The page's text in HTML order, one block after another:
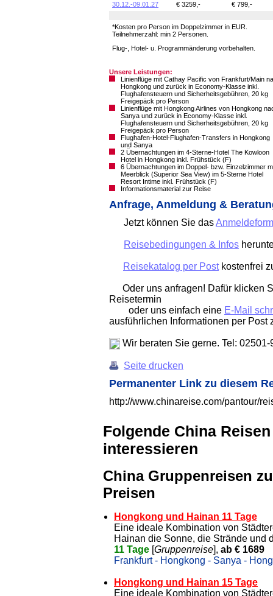
30.12.-09.01.27
€ 3259,- € 799,-
*Kosten pro Person im Doppelzimmer in EUR.
Teilnehmerzahl: min 2 Personen.
Flug-, Hotel- u. Programmänderung vorbehalten.
Unsere Leistungen:
Linienflüge mit Cathay Pacific von Frankfurt/Main
Hongkong und zurück in Economy-Klasse inkl.
Flughafensteuern und Sicherheitsgebühren, 20 kg
Freigepäck pro Person
Linienflüge mit Hongkong Airlines von Hongkong
Sanya und zurück in Economy-Klasse inkl.
Flughafensteuern und Sicherheitsgebühren, 20 kg
Freigepäck pro Person
Flughafen-Hotel-Flughafen-Transfers in Hongkong
und Sanya
2 Übernachtungen im 4-Sterne-Hotel The Kowloon
Hotel in Hongkong inkl. Frühstück (F)
6 Übernachtungen im Doppel- bzw. Einzelzimmer
Meerblick (Superior Sea View) im 5-Sterne Hotel
Resort Intime inkl. Frühstück (F)
Informationsmaterial zur Reise
Anfrage, Anmeldung &
Jetzt können Sie das
Reisebedingungen & Infos
Reisekatalog per Postkostenfrei
Oder uns anfragen! Dafür klicken
Reisetermin
oder uns einfach eine E-Mail
ausführlichen Informationen per Post
Wir beraten Sie gerne. Tel:
Seite drucken
Permanenter Link zu diesem
http://www.chinareise.com/pantour/
Folgende China
interessieren
China Gruppenreisen
Preisen
Hongkong und Hainan 11 Tage
Eine ideale Kombination von
Hainan die Sonne, die Strände und
11 Tage [Gruppenreise], ab € 1689
Frankfurt - Hongkong - Sanya -
Hongkong und Hainan 15 Tage
Eine ideale Kombination von